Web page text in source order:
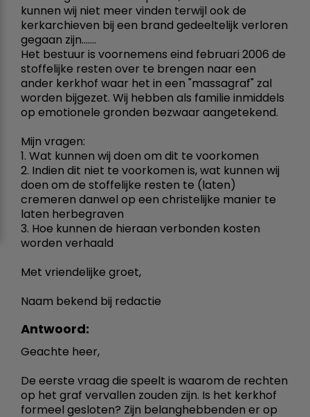
kunnen wij niet meer vinden terwijl ook de
kerkarchieven bij een brand gedeeltelijk verloren
gegaan zijn.......
Het bestuur is voornemens eind februari 2006 de
stoffelijke resten over te brengen naar een
ander kerkhof waar het in een "massagraf" zal
worden bijgezet. Wij hebben als familie inmiddels
op emotionele gronden bezwaar aangetekend.
Mijn vragen:
1. Wat kunnen wij doen om dit te voorkomen
2. Indien dit niet te voorkomen is, wat kunnen wij
doen om de stoffelijke resten te (laten)
cremeren danwel op een christelijke manier te
laten herbegraven
3. Hoe kunnen de hieraan verbonden kosten
worden verhaald
Met vriendelijke groet,
Naam bekend bij redactie
Antwoord:
Geachte heer,
De eerste vraag die speelt is waarom de rechten
op het graf vervallen zouden zijn. Is het kerkhof
formeel gesloten? Zijn belanghebbenden er op